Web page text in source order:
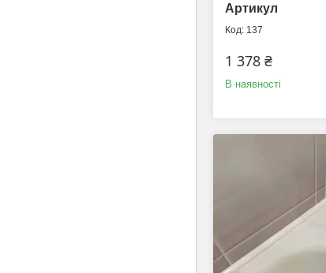
Артикул
137
1 378 ₴
В наявності